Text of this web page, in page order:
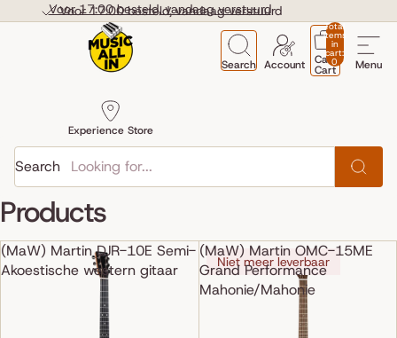
Voor 17:00 besteld, vandaag verstuurd
Voor 17:00 besteld, vandaag verstuurd
Menu
Search
Experience Store
Account
Total
items
in
cart:
0
Cart
Cart
Search
Products
(MaW) Martin DJR-10E Semi-
Akoestische western gitaar
(MaW) Martin OMC-15ME
Grand Performance
Mahonie/Mahonie
Niet meer leverbaar